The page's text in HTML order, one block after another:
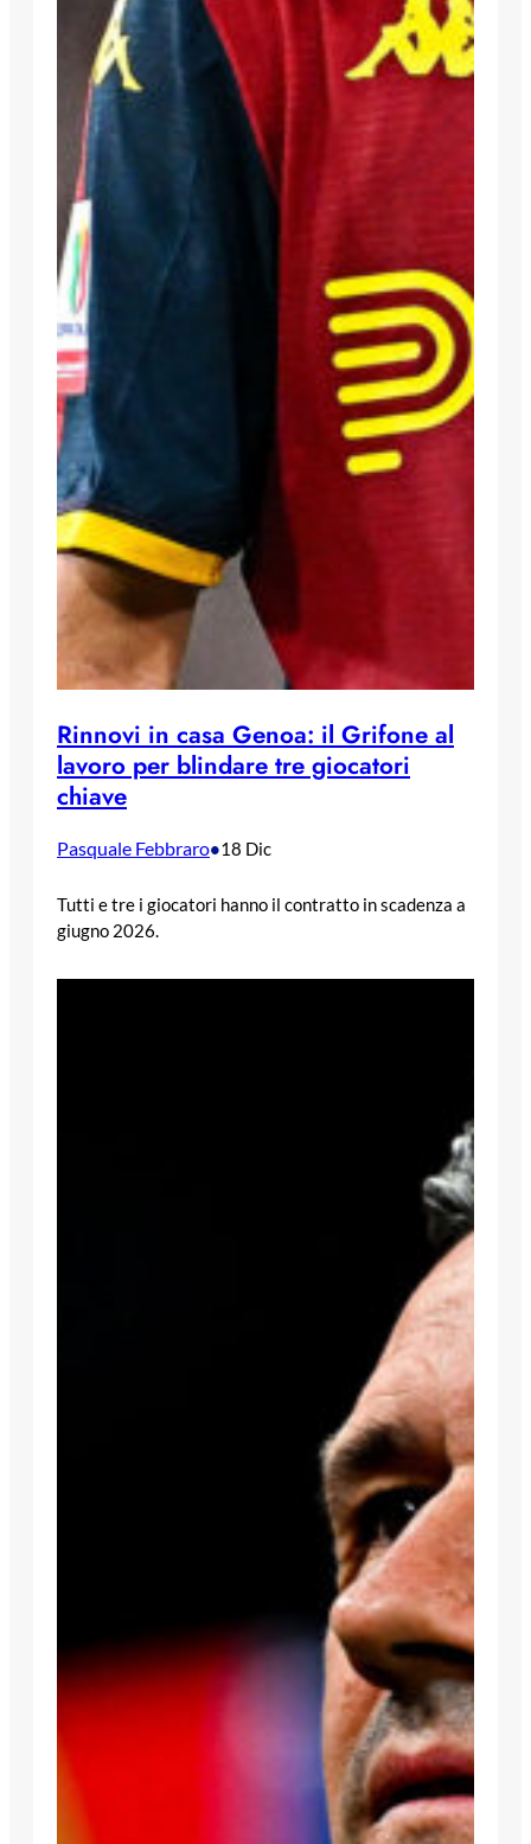
Rinnovi in casa Genoa: il Grifone al
lavoro per blindare tre giocatori
chiave
Pasquale Febbraro•18 Dic
Tutti e tre i giocatori hanno il contratto in scadenza a
giugno 2026.